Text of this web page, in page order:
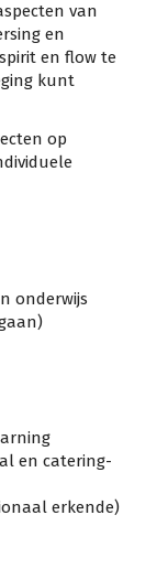
van
en
en flow te
kunt
op
onderwijs
en catering-
erkende)